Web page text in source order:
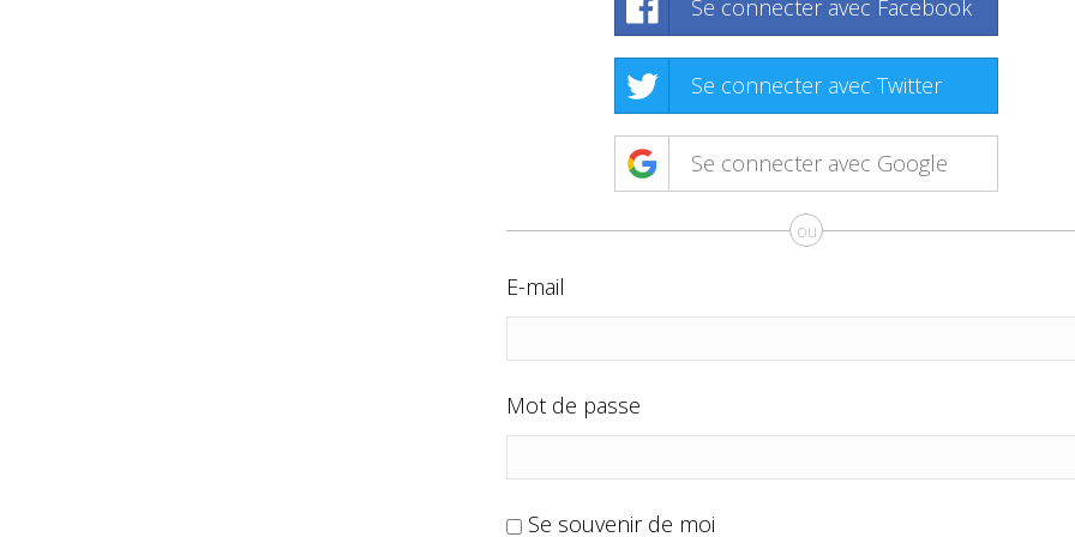
Se connecter avec Facebook
Se connecter avec Twitter
Se connecter avec Google
ou
E-mail
Mot de passe
Se souvenir de moi